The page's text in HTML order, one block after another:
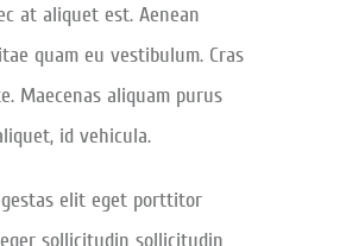
at aliquet est. Aenean
quam eu vestibulum. Cras
Maecenas aliquam purus
id vehicula.
elit eget porttitor
sollicitudin sollicitudin